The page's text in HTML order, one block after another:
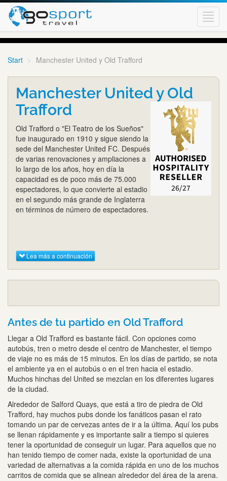
Start Manchester United y Old Trafford
Manchester United y Old
Trafford
Old Trafford o "El Teatro de los Sueños"
fue inaugurado en 1910 y sigue siendo la
sede del Manchester United FC. Después
de varias renovaciones y ampliaciones a
lo largo de los años, hoy en día la
capacidad es de poco más de 75.000
espectadores, lo que convierte al estadio
en el segundo más grande de Inglaterra
en términos de número de espectadores.
Lea más a continuación
Antes de tu partido en Old Trafford
Llegar a Old Trafford es bastante fácil. Con opciones como
autobús, tren o metro desde el centro de Manchester, el tiempo
de viaje no es más de 15 minutos. En los días de partido, se nota
el ambiente ya en el autobús o en el tren hacia el estadio.
Muchos hinchas del United se mezclan en los diferentes lugares
de la ciudad.
Alrededor de Salford Quays, que está a tiro de piedra de Old
Trafford, hay muchos pubs donde los fanáticos pasan el rato
tomando un par de cervezas antes de ir a la última. Aquí los pubs
se llenan rápidamente y es importante salir a tiempo si quieres
tener la oportunidad de conseguir un lugar. Para aquellos que no
han tenido tiempo de comer nada, existe la oportunidad de una
variedad de alternativas a la comida rápida en uno de los muchos
carritos de comida que se alinean alrededor del área de la arena.